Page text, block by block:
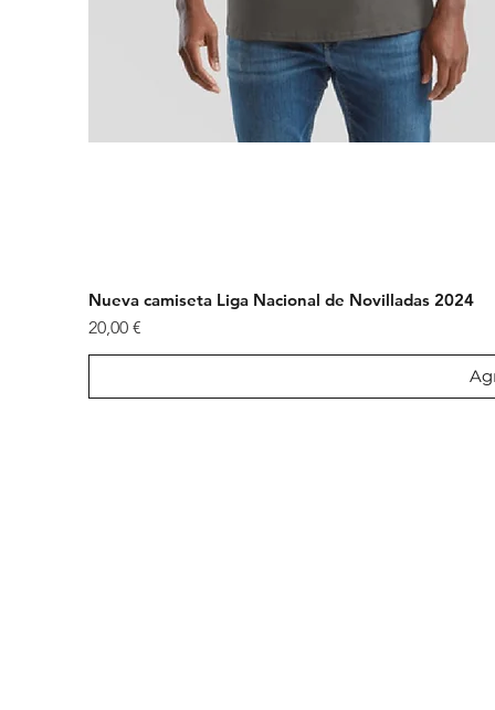
Nueva camiseta Liga Nacional de Novilladas 2024
Precio
20,00 €